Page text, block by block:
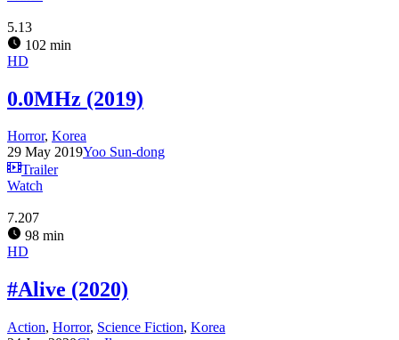
5.13
102 min
HD
0.0MHz (2019)
Horror, Korea
29 May 2019Yoo Sun-dong
Trailer
Watch
7.207
98 min
HD
#Alive (2020)
Action, Horror, Science Fiction, Korea